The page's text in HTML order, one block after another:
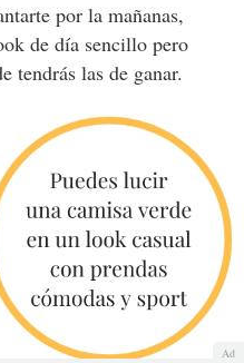
por la mañanas,
de día sencillo pero
tendrás las de ganar.
Ad